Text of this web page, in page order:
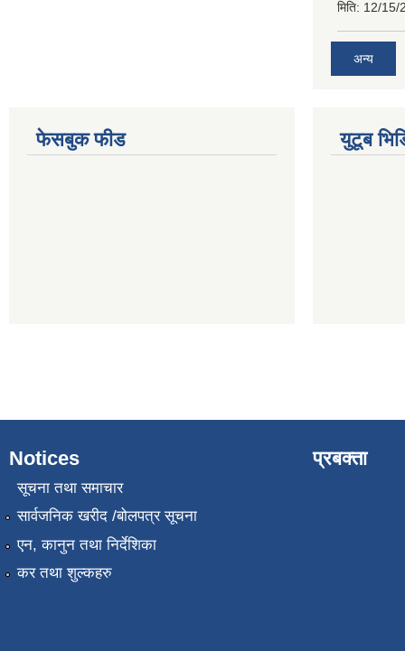
मिति: 12/15/
अन्य
फेसबुक फीड युटूब
Notices
सूचना तथा समाचार
सार्वजनिक खरीद /बोलपत्र सूचना
एन, कानुन तथा निर्देशिका
कर तथा शुल्कहरु
प्रबक्ता